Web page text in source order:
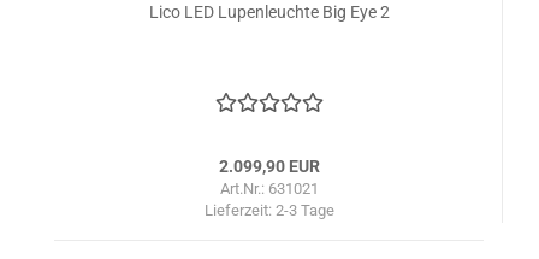
Lico LED Lupenleuchte Big Eye 2
2.099,90 EUR
Art.Nr.: 631021
Lieferzeit: 2-3 Tage